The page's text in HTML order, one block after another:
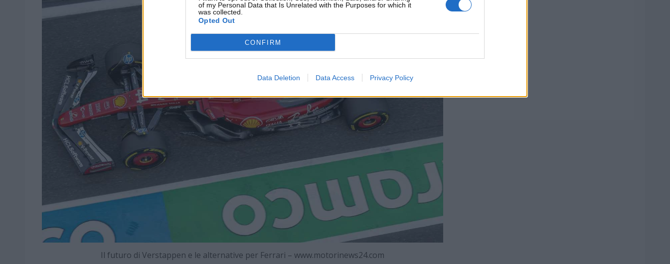
of my Personal Data that Is Unrelated with the Purposes for which it
was collected.
Opted Out
CONFIRM
Data Deletion Data Access Privacy Policy
Il futuro di Verstappen e le alternative per Ferrari – www.motorinews24.com